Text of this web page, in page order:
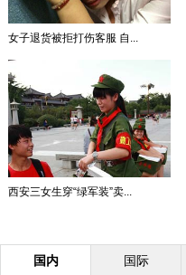
女子退货被拒打伤客服 自...
西安三女生穿“绿军装”卖...
国内 国际